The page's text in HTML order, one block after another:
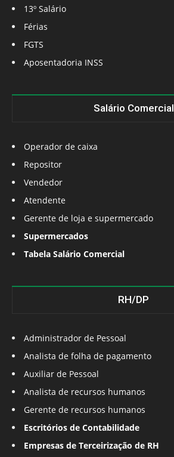
13º Salário
Férias
FGTS
Aposentadoria INSS
Salário Comercial
Operador de caixa
Repositor
Vendedor
Atendente
Gerente de loja e supermercado
Supermercados
Tabela Salário Comercial
RH/DP
Administrador de Pessoal
Analista de folha de pagamento
Auxiliar de Pessoal
Analista de recursos humanos
Gerente de recursos humanos
Escritórios de Contabilidade
Empresas de Terceirização de RH